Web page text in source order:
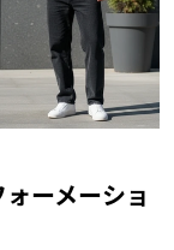
ーメーショ